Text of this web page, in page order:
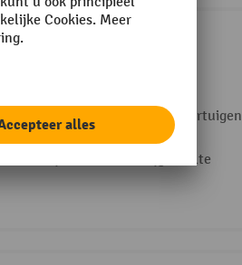
met rand
aan beide zijden houden voertuigen
dankzij versterkt aanrijgedeelte